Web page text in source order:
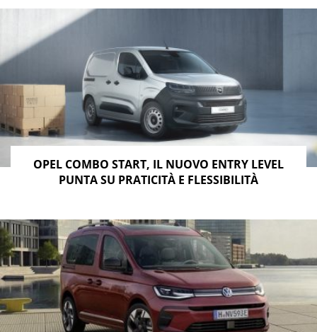
OPEL COMBO START, IL NUOVO ENTRY LEVEL
PUNTA SU PRATICITÀ E FLESSIBILITÀ